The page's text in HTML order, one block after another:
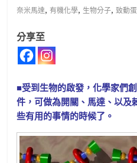
奈米馬達,有機化學, 生物分子,致動
分享至
■受到生物的啟發，化學家們
件，可做為開關、馬達、以及
些有用的事情的時候了。